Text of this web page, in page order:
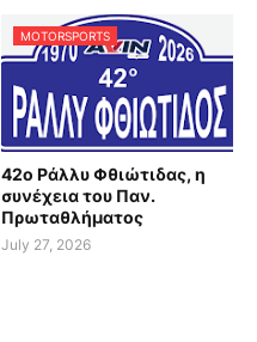
MOTORSPORTS
42ο Ράλλυ Φθιώτιδας, η
συνέχεια του Παν.
Πρωταθλήματος
July 27, 2026